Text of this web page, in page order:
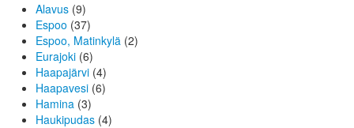
Alavus (9)
Espoo (37)
Espoo, Matinkylä (2)
Eurajoki (6)
Haapajärvi (4)
Haapavesi (6)
Hamina (3)
Haukipudas (4)